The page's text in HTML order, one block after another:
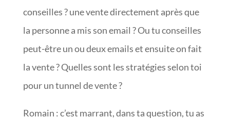
conseilles ? une vente directement après que
la personne a mis son email ? Ou tu conseilles
peut-être un ou deux emails et ensuite on fait
la vente ? Quelles sont les stratégies selon toi
pour un tunnel de vente ?
Romain : c’est marrant, dans ta question, tu as